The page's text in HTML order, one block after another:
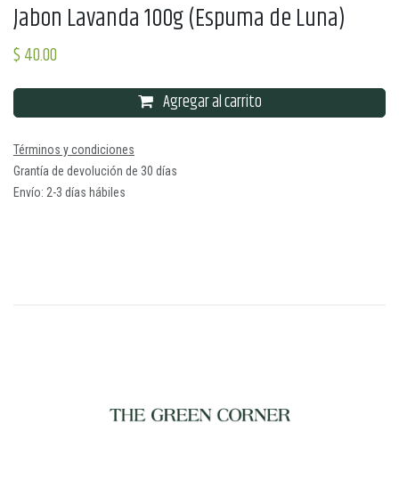
Jabon Lavanda 100g (Espuma de Luna)
$40.00
Agregar al carrito
Términos y condiciones
Grantía de devolución de 30 días
Envío: 2-3 días hábiles